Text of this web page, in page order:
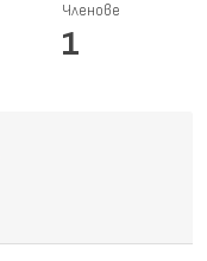
Членове
1